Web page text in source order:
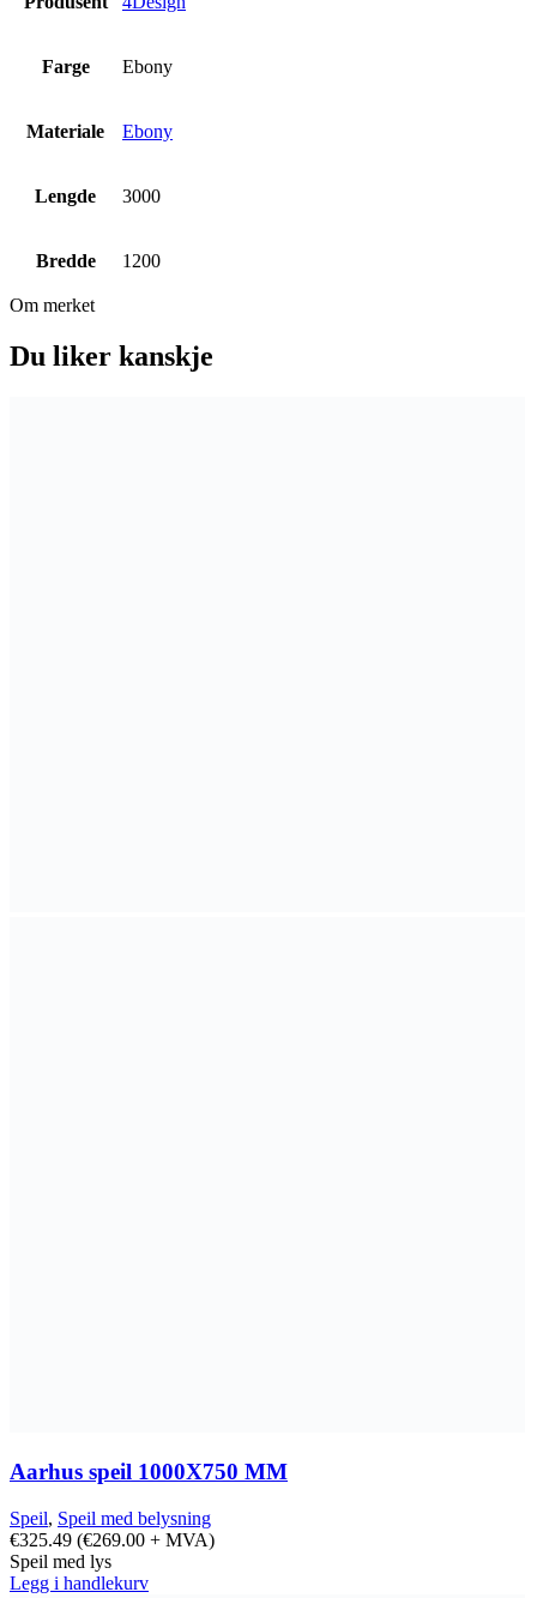
Farge Ebony
Materiale Ebony
Lengde 3000
Bredde 1200
Om merket
Du liker kanskje
Aarhus speil 1000X750 MM
Speil, Speil med belysning
€325.49 (€269.00 + MVA)
Speil med lys
Legg i handlekurv